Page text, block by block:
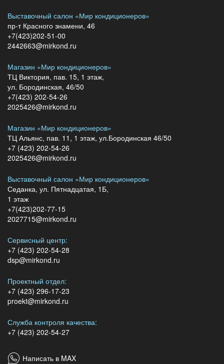
Выставочный салон «Мир кондиционеров»
пр-т Красного знамени, 46
+7(423)202-51-00
2442663@mirkond.ru
Магазин «Мир кондиционеров»
ТЦ Виктория, пав. 15, 1 этаж,
ул. Бородинская, 46/50
+7(423) 202-54-26
2025426@mirkond.ru
Магазин «Мир кондиционеров»
ТЦ Альянс, пав. 11, 1 этаж, ул.Бородинская 46/50
+7 (423) 202-54-26
2025426@mirkond.ru
Выставочный салон «Мир кондиционеров»
Седанка, ул. Пятнадцатая, 1Б,
1 этаж
+7(423)202-77-15
2027715@mirkond.ru
Сервисный центр:
+7 (423) 202-54-28
dsp@mirkond.ru
Проектный отдел:
+7 (423) 296-17-23
proekt@mirkond.ru
Служба контроля качества:
+7 (423) 202-54-27
Написать в MAX